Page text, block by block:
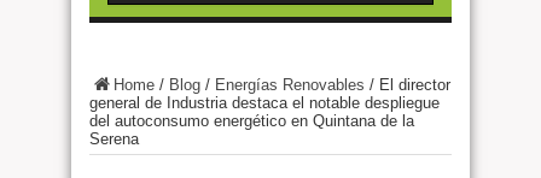
Home / Blog / Energías Renovables / El director
general de Industria destaca el notable despliegue
del autoconsumo energético en Quintana de la
Serena